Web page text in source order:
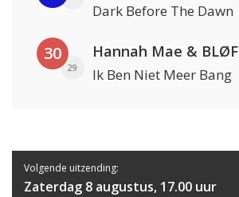
Dark Before The Dawn
30
29
Hannah Mae & BLØF
Ik Ben Niet Meer Bang
Volgende uitzending:
Zaterdag 8 augustus, 17.00 uur